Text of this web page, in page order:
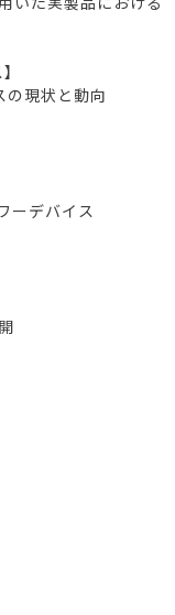
現状と動向
ーデバイス